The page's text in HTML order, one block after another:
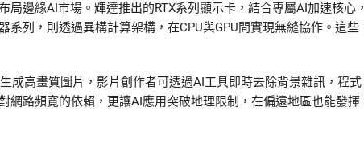
邊緣AI市場。輝達推出的RTX系列顯示卡，結合專屬AI加速核心，
列，則透過異構計算架構，在CPU與GPU間實現無縫協作。這些
成高畫質圖片，影片創作者可透過AI工具即時去除背景雜訊，程式
網路頻寬的依賴，更讓AI應用突破地理限制，在偏遠地區也能發揮